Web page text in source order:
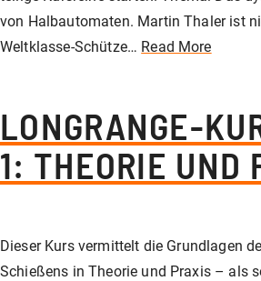
von Halbautomaten. Martin Thaler ist
Weltklasse-Schütze… Read More
LONGRANGE-
1: THEORIE UND
Dieser Kurs vermittelt die Grundlagen
Schießens in Theorie und Praxis – als